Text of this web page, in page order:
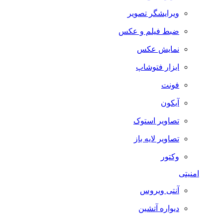
ویرایشگر تصویر
ضبط فيلم و عكس
نمایش عکس
ابزار فتوشاپ
فونت
آیکون
تصاویر استوک
تصاویر لایه باز
وکتور
امنیتی
آنتی ویروس
دیواره آتشین